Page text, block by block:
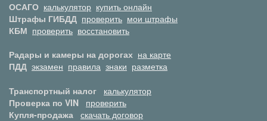
ОСАГО калькулятор купить онлайн
Штрафы ГИБДД проверить мои штрафы
КБМ проверить восстановить
Радары и камеры на дорогах на карте
ПДД экзамен правила знаки разметка
Транспортный налог
калькулятор
Проверка по VIN
проверить
Купля-продажа скачать договор